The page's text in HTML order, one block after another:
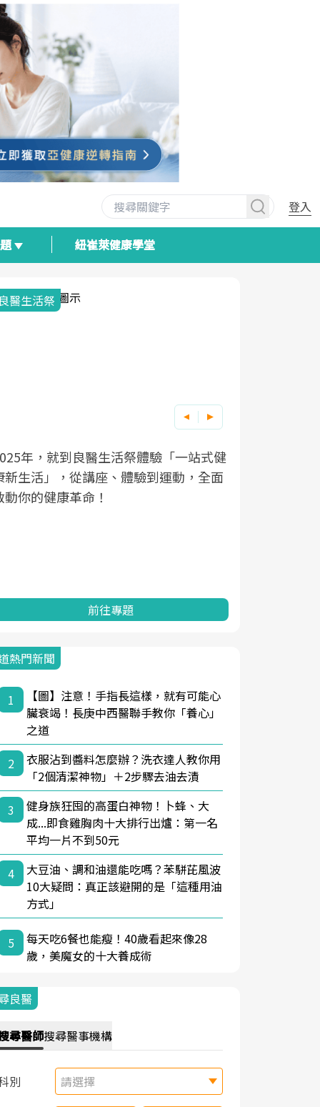
登入
紐崔萊健康學堂
醫生活祭
年，就到良醫生活祭體驗「一站式健
新生活」，從講座、體驗到運動，全面
動你的健康革命！
前往專題
熱門新聞
1
【圖】注意！手指長這樣，就有可能心
臟衰竭！長庚中西醫聯手教你「養心」
之道
2
衣服沾到醬料怎麼辦？洗衣達人教你用
「2個清潔神物」＋2步驟去油去漬
3
健身族狂囤的高蛋白神物！卜蜂、大
成...即食雞胸肉十大排行出爐：第一名
平均一片不到50元
4
大豆油、調和油還能吃嗎？苯駢芘風波
10大疑問：真正該避開的是「這種用油
方式」
5
每天吃6餐也能瘦！40歲看起來像28
歲，美魔女的十大養成術
良醫
尋醫師搜尋醫事機構
別 請選擇